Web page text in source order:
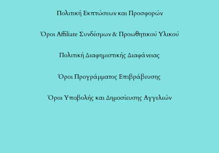
Πολιτική Εκπτώσεων και Προσφορών
Όροι Affiliate Συνδέσμων & Προωθητικού Υλικού
Πολιτική Διαφημιστικής Διαφάνειας
Όροι Προγράμματος Επιβράβευσης
Όροι Υποβολής και Δημοσίευσης Αγγελιών